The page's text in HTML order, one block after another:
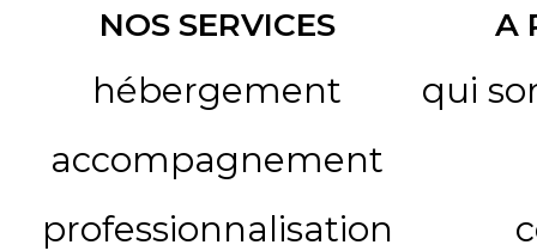
NOS SERVICES
hébergement
accompagnement
professionnalisation
A
qui